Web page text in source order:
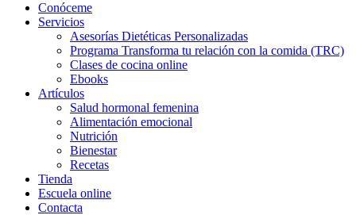
Conóceme
Servicios
Asesorías Dietéticas Personalizadas
Programa Transforma tu relación con la comida (TRC)
Clases de cocina online
Ebooks
Artículos
Salud hormonal femenina
Alimentación emocional
Nutrición
Bienestar
Recetas
Tienda
Escuela online
Contacta